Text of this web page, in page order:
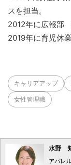
スを担当。
2012年に広報部
2019年に育児休
キャリアアップ
女性管理職
水野
アパレ